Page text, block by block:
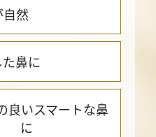
自然
鼻に
良いスマートな鼻
に